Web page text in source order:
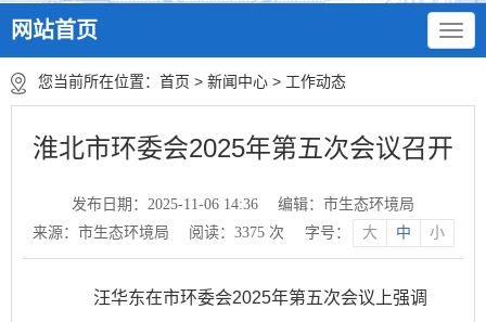
网站首页
您当前所在位置： 首页 > 新闻中心 > 工作动态
淮北市环委会2025年第五次会议召开
发布日期：2025-11-06 14:36
编辑：市生态环境局
来源：市生态环境局
阅读： 3375次 字号： 大 中 小
汪华东在市环委会2025年第五次会议上强调